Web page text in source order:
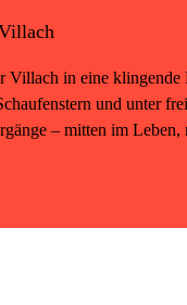
Villach in eine klingende
und unter
– mitten im Leben,